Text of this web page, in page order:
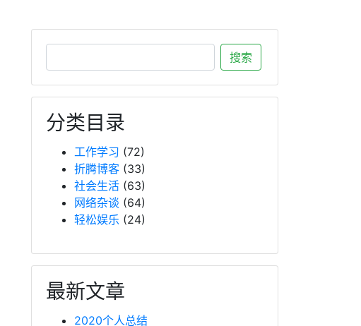
分类目录
工作学习 (72)
折腾博客 (33)
社会生活 (63)
网络杂谈 (64)
轻松娱乐 (24)
最新文章
2020个人总结